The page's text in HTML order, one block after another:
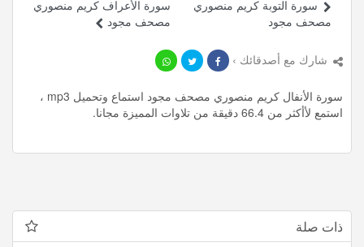
سورة الأعراف كريم منصوري
مصحف مجود
سورة التوبة كريم منصوري
مصحف مجود
شارك مع أصدقائك ›
سورة الأنفال كريم منصوري مصحف مجود استماع وتحميل mp3 ،
استمع لأأكثر من 66.4 دقيقة من تلاوات المميزة مجانا.
ذات صلة